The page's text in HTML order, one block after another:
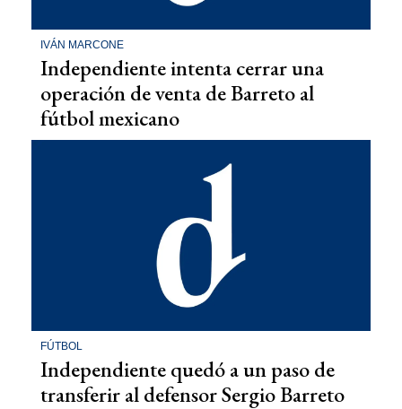
IVÁN MARCONE
Independiente intenta cerrar una
operación de venta de Barreto al
fútbol mexicano
FÚTBOL
Independiente quedó a un paso de
transferir al defensor Sergio Barreto